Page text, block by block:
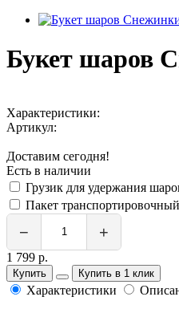
Букет шаров
Характеристики:
Артикул:
Доставим сегодня!
Есть в наличии
Грузик для удержания
Пакет
− +
1 799 р.
Купить Купить в 1 клик
Характеристики